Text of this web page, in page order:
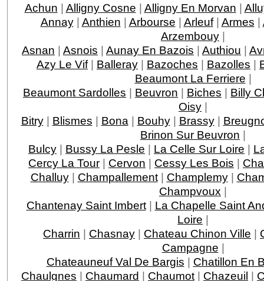
Achun | Alligny Cosne | Alligny En Morvan |
Annay| Anthien | Arbourse | Arleuf| Armes |
Arzembouy |
Asnan | Asnois | Aunay En Bazois | Authiou |
Azy Le Vif| Balleray | Bazoches | Bazolles |
Beaumont La Ferriere |
Beaumont Sardolles | Beuvron | Biches | Billy
Oisy |
Bitry| Blismes | Bona | Bouhy| Brassy|
Brinon Sur Beuvron |
Bulcy | Bussy La Pesle | La Celle Sur Loire |
Cercy La Tour | Cervon | Cessy Les Bois |
Challuy| Champallement| Champlemy|
Champvoux |
Chantenay Saint Imbert| La Chapelle Saint
Loire |
Charrin | Chasnay | Chateau Chinon Ville |
Campagne |
Chateauneuf Val De Bargis | Chatillon En
Chaulgnes | Chaumard | Chaumot | Chazeuil |